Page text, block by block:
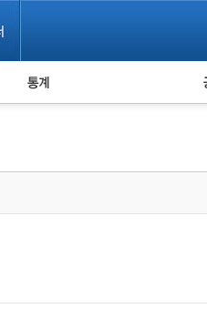
누적 피해사례 통계